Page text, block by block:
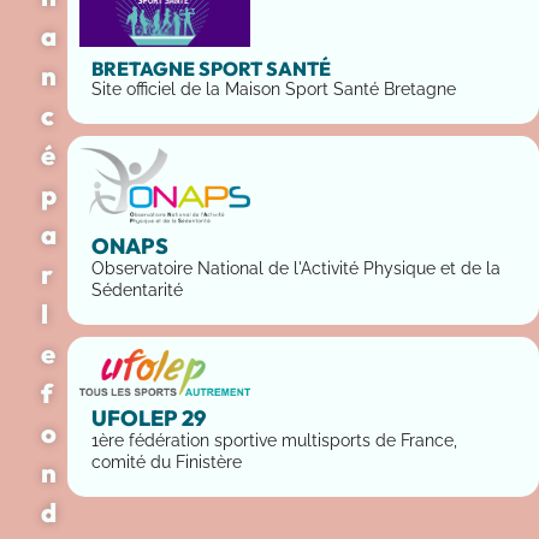
a
n
c
é
p
a
r
l
e
f
o
n
d
BRETAGNE SPORT SANTÉ
Site officiel de la Maison Sport Santé Bretagne
ONAPS
Observatoire National de l'Activité Physique et de la
Sédentarité
UFOLEP 29
1ère fédération sportive multisports de France,
comité du Finistère